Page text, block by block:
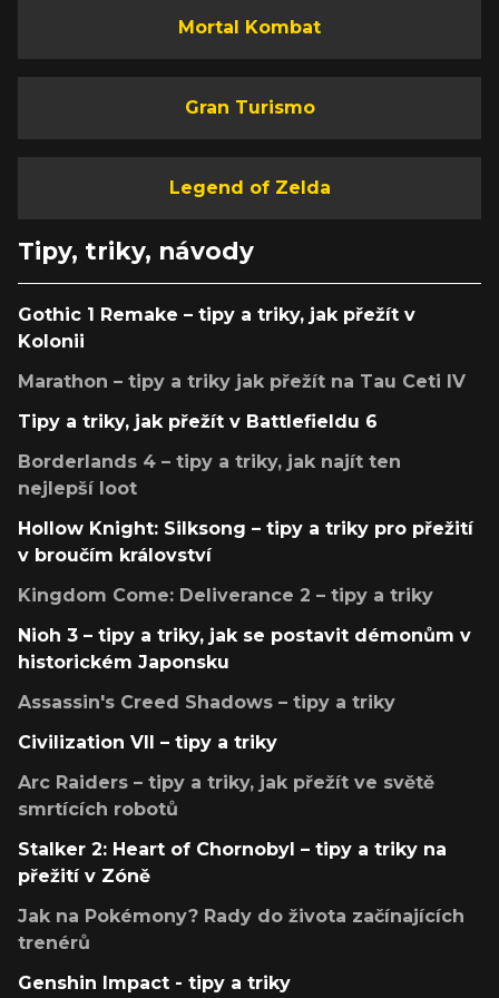
Mortal Kombat
Gran Turismo
Legend of Zelda
Tipy, triky, návody
Gothic 1 Remake – tipy a triky, jak přežít v
Kolonii
Marathon – tipy a triky jak přežít na Tau Ceti IV
Tipy a triky, jak přežít v Battlefieldu 6
Borderlands 4 – tipy a triky, jak najít ten
nejlepší loot
Hollow Knight: Silksong – tipy a triky pro přežití
v broučím království
Kingdom Come: Deliverance 2 – tipy a triky
Nioh 3 – tipy a triky, jak se postavit démonům v
historickém Japonsku
Assassin's Creed Shadows – tipy a triky
Civilization VII – tipy a triky
Arc Raiders – tipy a triky, jak přežít ve světě
smrtících robotů
Stalker 2: Heart of Chornobyl – tipy a triky na
přežití v Zóně
Jak na Pokémony? Rady do života začínajících
trenérů
Genshin Impact - tipy a triky